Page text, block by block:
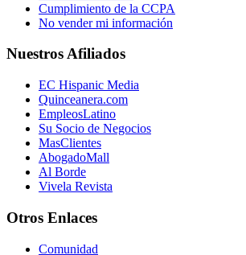
Cumplimiento de la CCPA
No vender mi información
Nuestros Afiliados
EC Hispanic Media
Quinceanera.com
EmpleosLatino
Su Socio de Negocios
MasClientes
AbogadoMall
Al Borde
Vivela Revista
Otros Enlaces
Comunidad